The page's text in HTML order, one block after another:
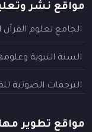
مواقع نشر
الجامع لعلوم القرآن
السنة النبوية
الترجمات الصوتية
مواقع تطوير